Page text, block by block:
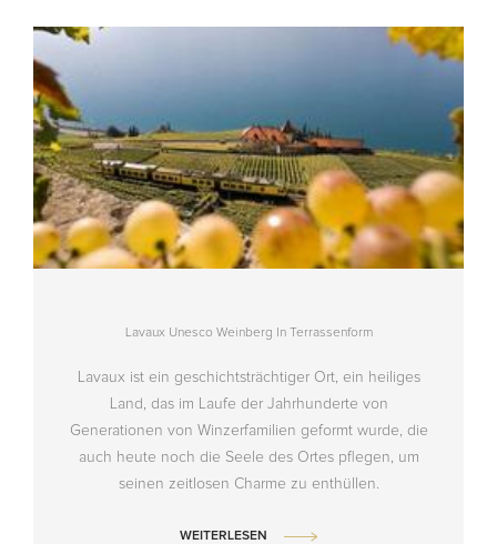
Lavaux Unesco Weinberg In Terrassenform
Lavaux ist ein geschichtsträchtiger Ort, ein heiliges
Land, das im Laufe der Jahrhunderte von
Generationen von Winzerfamilien geformt wurde, die
auch heute noch die Seele des Ortes pflegen, um
seinen zeitlosen Charme zu enthüllen.
WEITERLESEN